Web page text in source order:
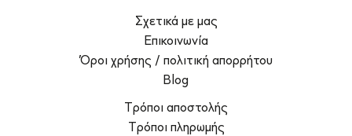
Σχετικά με μας
Επικοινωνία
Όροι χρήσης / πολιτική απορρήτου
Blog
Τρόποι αποστολής
Τρόποι πληρωμής